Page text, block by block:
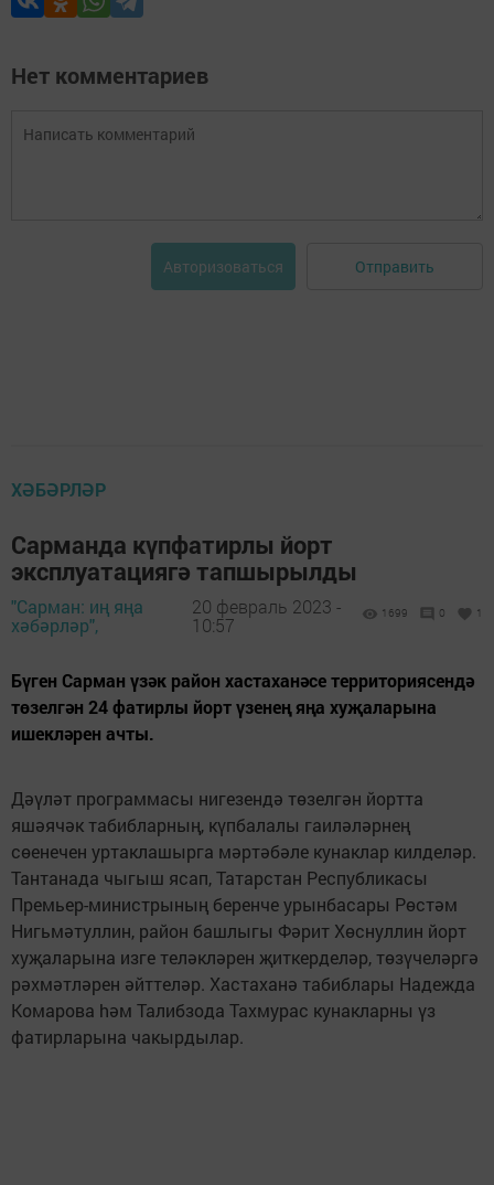
Нет комментариев
Авторизоваться Отправить
ХӘБӘРЛӘР
Сарманда күпфатирлы йорт
эксплуатациягә тапшырылды
"Сарман: иң яңа
хәбәрләр",
20 февраль 2023 -
10:57
1699 0 1
Бүген Сарман үзәк район хастаханәсе территориясендә
төзелгән 24 фатирлы йорт үзенең яңа хуҗаларына
ишекләрен ачты.
Дәүләт программасы нигезендә төзелгән йортта
яшәячәк табибларның, күпбалалы гаиләләрнең
сөенечен уртаклашырга мәртәбәле кунаклар килделәр.
Тантанада чыгыш ясап, Татарстан Республикасы
Премьер-министрының беренче урынбасары Рөстәм
Нигьмәтуллин, район башлыгы Фәрит Хөснуллин йорт
хуҗаларына изге теләкләрен җиткерделәр, төзүчеләргә
рәхмәтләрен әйттеләр. Хастаханә табиблары Надежда
Комарова hәм Талибзода Тахмурас кунакларны үз
фатирларына чакырдылар.